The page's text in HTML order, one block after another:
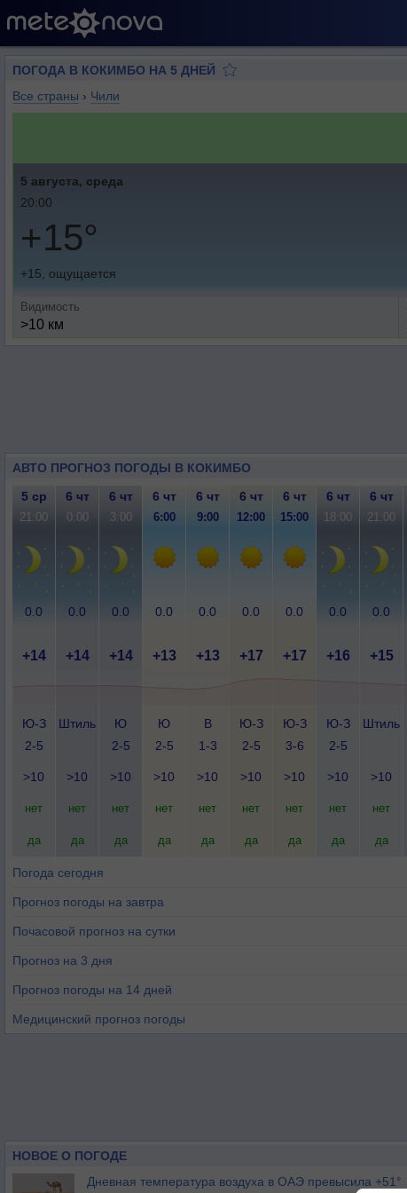
ПОГОДА В КОКИМБО НА 5 ДНЕЙ
Все страны › Чили
5 августа, среда
20:00
+15°
+15, ощущается
Видимость
>10 км
АВТО ПРОГНОЗ ПОГОДЫ В КОКИМБО
5 ср 6 чт 6 чт 6 чт 6 чт 6 чт 6 чт 6 чт 6 чт
21:00 0:00 3:00 6:00 9:00 12:00 15:00 18:00 21:00
0.0 0.0 0.0 0.0 0.0 0.0 0.0 0.0 0.0
+14 +14 +14 +13 +13 +17 +17 +16 +15
Ю-З
2-5
Штиль
Ю
2-5
Ю
2-5
В
1-3
Ю-З
2-5
Ю-З
3-6
Ю-З
2-5
Штиль
>10 >10 >10 >10 >10 >10 >10 >10 >10
нет нет нет нет нет нет нет нет нет
да да да да да да да да да
Погода сегодня
Прогноз погоды на завтра
Почасовой прогноз на сутки
Прогноз на 3 дня
Прогноз погоды на 14 дней
Медицинский прогноз погоды
НОВОЕ О ПОГОДЕ
Дневная температура воздуха в ОАЭ превысила +51°